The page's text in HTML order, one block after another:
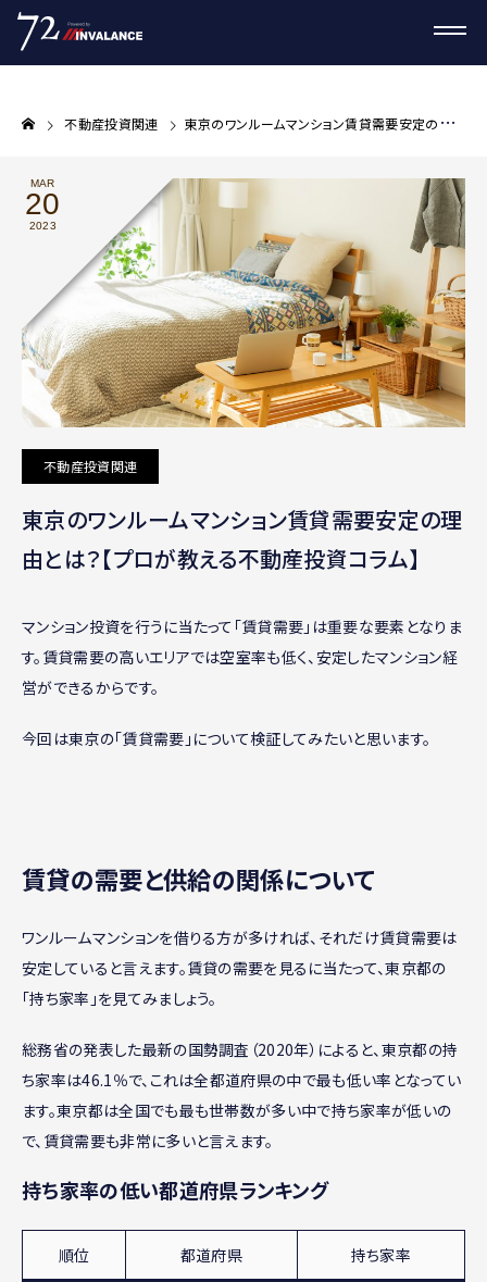
不動産投資関連 東京のワンルームマンション賃貸需要安定の理由とは？【プロが教える不動産投資コラム】
MAR
20
2023
不動産投資関連
東京のワンルームマンション賃貸需要安定の理
由とは？【プロが教える不動産投資コラム】
マンション投資を行うに当たって「賃貸需要」は重要な要素となりま
す。賃貸需要の高いエリアでは空室率も低く、安定したマンション経
営ができるからです。
今回は東京の「賃貸需要」について検証してみたいと思います。
賃貸の需要と供給の関係について
ワンルームマンションを借りる方が多ければ、それだけ賃貸需要は
安定していると言えます。賃貸の需要を見るに当たって、東京都の
「持ち家率」を見てみましょう。
総務省の発表した最新の国勢調査（2020年）によると、東京都の持
ち家率は46.1％で、これは全都道府県の中で最も低い率となってい
ます。東京都は全国でも最も世帯数が多い中で持ち家率が低いの
で、賃貸需要も非常に多いと言えます。
持ち家率の低い都道府県ランキング
順位 都道府県 持ち家率